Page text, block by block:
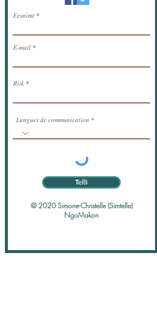
Uudiskiri / saada uudised meili teel.
Eesnimi
E-mail
Riik
Langues de communication
Telli
© 2020 Simone-Christelle (Simtelle)
NgoMakon